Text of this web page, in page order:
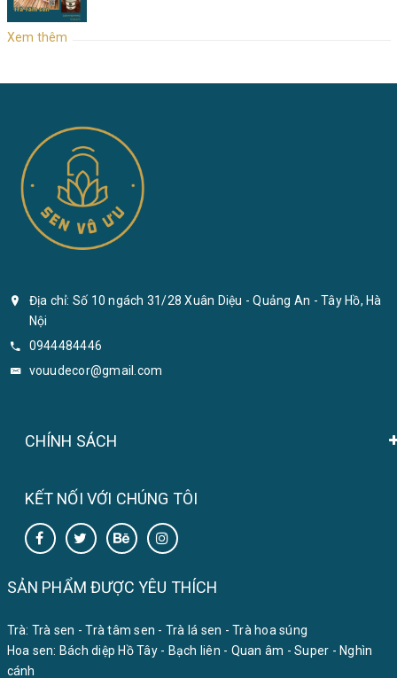
Xem thêm
Địa chỉ: Số 10 ngách 31/28 Xuân Diệu - Quảng An - Tây Hồ, Hà
Nội
0944484446
vouudecor@gmail.com
CHÍNH SÁCH
KẾT NỐI VỚI CHÚNG TÔI
SẢN PHẨM ĐƯỢC YÊU THÍCH
Trà: Trà sen - Trà tâm sen - Trà lá sen - Trà hoa súng
Hoa sen: Bách diệp Hồ Tây- Bạch liên - Quan âm - Super - Nghìn
cánh